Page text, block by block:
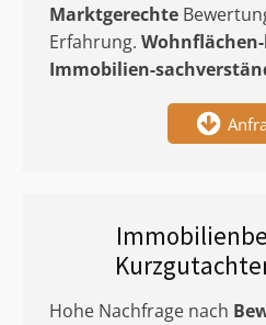
Marktgerechte
Erfahrung.
Immobilien-
Hohe Nachfrage nach